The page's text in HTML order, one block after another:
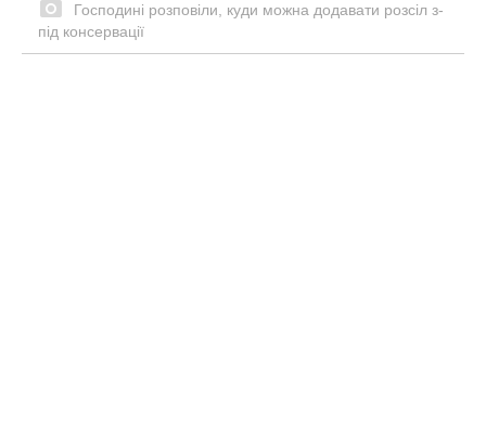
Господині розповіли, куди можна додавати розсіл з-
під консервації